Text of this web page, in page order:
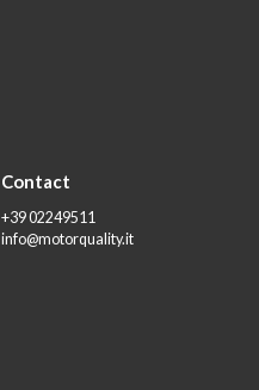
Contact
+39 02249511
info@motorquality.it